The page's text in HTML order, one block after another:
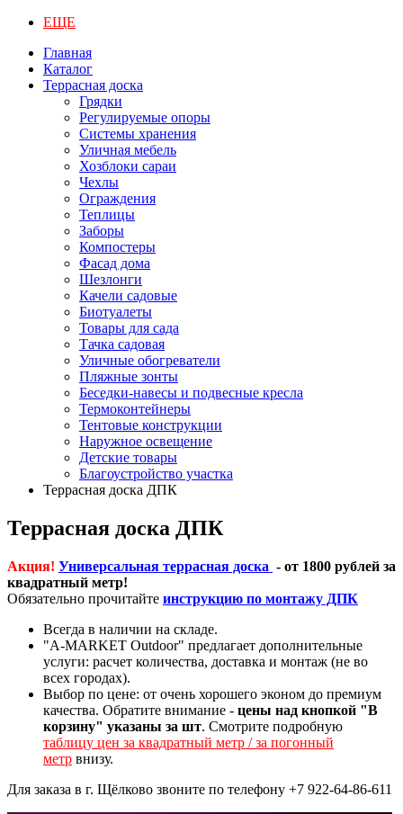
ЕЩЕ
Главная
Каталог
Террасная доска
Грядки
Регулируемые опоры
Системы хранения
Уличная мебель
Хозблоки сараи
Чехлы
Ограждения
Теплицы
Заборы
Компостеры
Фасад дома
Шезлонги
Качели садовые
Биотуалеты
Товары для сада
Тачка садовая
Уличные обогреватели
Пляжные зонты
Беседки-навесы и подвесные кресла
Термоконтейнеры
Тентовые конструкции
Наружное освещение
Детские товары
Благоустройство участка
Террасная доска ДПК
Террасная доска ДПК
Акция! Универсальная террасная доска - от 1800 рублей за
квадратный метр!
Обязательно прочитайте инструкцию по монтажу ДПК
Всегда в наличии на складе.
"A-MARKET Outdoor" предлагает дополнительные
услуги: расчет количества, доставка и монтаж (не во
всех городах).
Выбор по цене: от очень хорошего эконом до премиум
качества. Обратите внимание - цены над кнопкой "В
корзину" указаны за шт. Смотрите подробную
таблицу цен за квадратный метр / за погонный
метр внизу.
Для заказа в г. Щёлково звоните по телефону +7 922-64-86-611